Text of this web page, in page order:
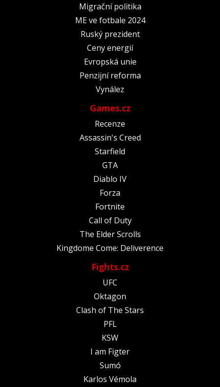
Migrační politika
ME ve fotbale 2024
Ruský prezident
Ceny energií
Evropská unie
Penzijní reforma
Vynález
Games.cz
Recenze
Assassin's Creed
Starfield
GTA
Diablo IV
Forza
Fortnite
Call of Duty
The Elder Scrolls
Kingdome Come: Deliverence
Fights.cz
UFC
Oktagon
Clash of The Stars
PFL
KSW
I am Figter
Sumó
Karlos Vémola